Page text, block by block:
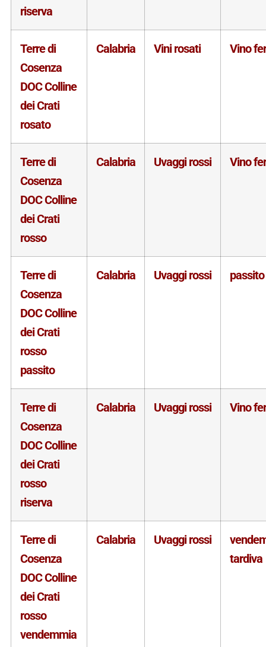
riserva
Terre di
Cosenza
DOC Colline
dei Crati
rosato
Calabria Vini rosati Vino
Terre di
Cosenza
DOC Colline
dei Crati
rosso
Calabria Uvaggi rossi Vino
Terre di
Cosenza
DOC Colline
dei Crati
rosso
passito
Calabria Uvaggi rossi passito
Terre di
Cosenza
DOC Colline
dei Crati
rosso
riserva
Calabria Uvaggi rossi Vino
Terre di
Cosenza
DOC Colline
dei Crati
rosso
vendemmia
Calabria Uvaggi rossi
tardiva